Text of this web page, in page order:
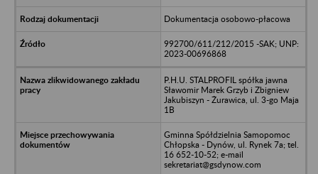
Dokumentacja osobowo-płacowa
992700/611/212/2015 -SAK; UNP:
2023-00696868
P.H.U. STALPROFIL spółka jawna
Sławomir Marek Grzyb i Zbigniew
Jakubiszyn - Żurawica, ul. 3-go Maja
1B
Gminna Spółdzielnia Samopomoc
Chłopska - Dynów, ul. Rynek 7a; tel.
16 652-10-52; e-mail
sekretariat@gsdynow.com